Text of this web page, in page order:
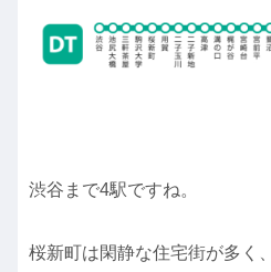
渋谷まで4駅ですね。
桜新町は閑静な住宅街が多く